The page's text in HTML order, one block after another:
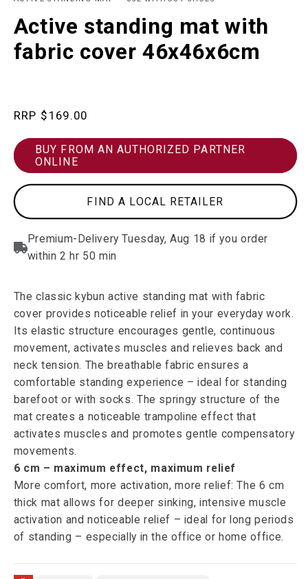
Active standing mat with
fabric cover 46x46x6cm
Regular$169.00
BUY FROM AN AUTHORIZED PARTNER
ONLINE
FIND A LOCAL RETAILER
The classic kybun active standing mat with fabric
cover provides noticeable relief in your everyday work.
Its elastic structure encourages gentle, continuous
movement, activates muscles and relieves back and
neck tension. The breathable fabric ensures a
comfortable standing experience – ideal for standing
barefoot or with socks. The springy structure of the
mat creates a noticeable trampoline effect that
activates muscles and promotes gentle compensatory
movements.
6 cm – maximum effect, maximum relief
More comfort, more activation, more relief: The 6 cm
thick mat allows for deeper sinking, intensive muscle
activation and noticeable relief – ideal for long periods
of standing – especially in the office or home office.